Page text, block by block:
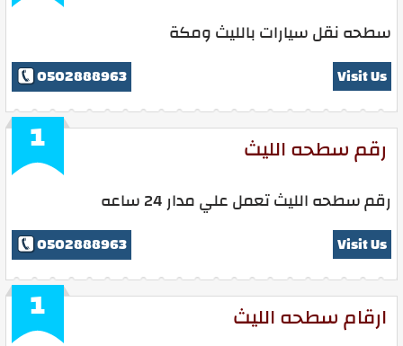
سطحه نقل سيارات بالليث ومكة
0502888963 Visit Us
1 رقم سطحه الليث
رقم سطحه الليث تعمل علي مدار 24 ساعه
0502888963 Visit Us
1 ارقام سطحه الليث